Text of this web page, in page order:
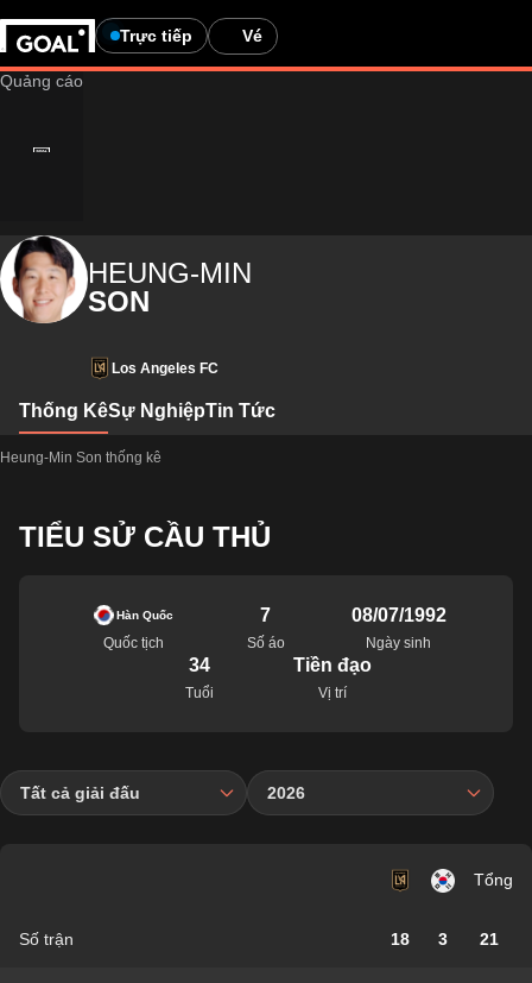
Trực tiếp Vé
HEUNG-MIN
SON
Los Angeles FC
Thống KêSự NghiệpTin Tức
Heung-Min Son thống kê
TIỂU SỬ CẦU THỦ
Hàn Quốc
Quốc tịch
7
Số áo
08/07/1992
Ngày sinh
34
Tuổi
Tiền đạo
Vị trí
Tất cả giải đấu 2026
Tổng
Số trận 18 3 21